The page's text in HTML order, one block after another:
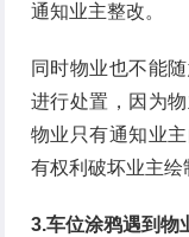
通知业主整改。
同时物业也不能
进行处置，因为
物业只有通知业
有权利破坏业主绘
3.车位涂鸦遇到物